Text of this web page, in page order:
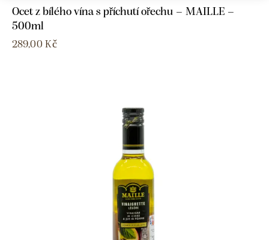
Ocet z bílého vína s příchutí ořechu – MAILLE –
500ml
289,00 Kč